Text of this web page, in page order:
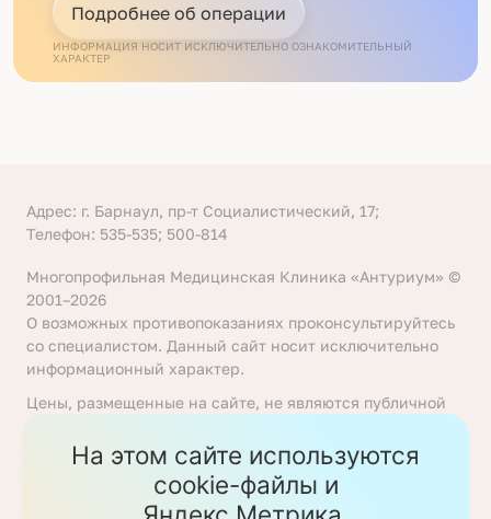
Подробнее об операции
ИНФОРМАЦИЯ НОСИТ ИСКЛЮЧИТЕЛЬНО ОЗНАКОМИТЕЛЬНЫЙ
ХАРАКТЕР
Адрес: г. Барнаул, пр-т Социалистический, 17;
Телефон: 535-535; 500-814
Многопрофильная Медицинская Клиника «Антуриум» ©
2001–2026
О возможных противопоказаниях проконсультируйтесь
со специалистом. Данный сайт носит исключительно
информационный характер.
Цены, размещенные на сайте, не являются публичной
Гражданского кодекса Российской Федерации. Перед
получением услуги необходимо уточнять цены у
ответственных сотрудников клиники. Предоставление
На этом сайте используются
cookie-файлы и